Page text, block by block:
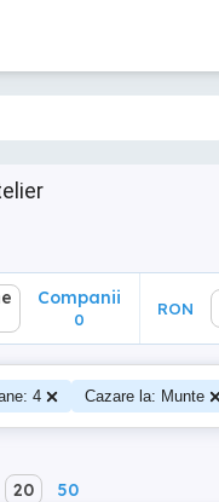
Companii
0
RON
4 Cazare la: Munte
20 50